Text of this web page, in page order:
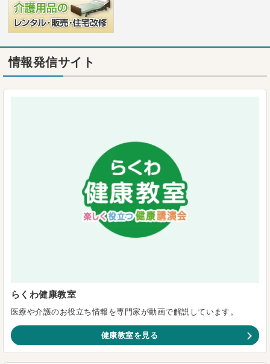
情報発信サイト
らくわ健康教室
医療や介護のお役立ち情報を専門家が動画で解説しています。
健康教室を見る